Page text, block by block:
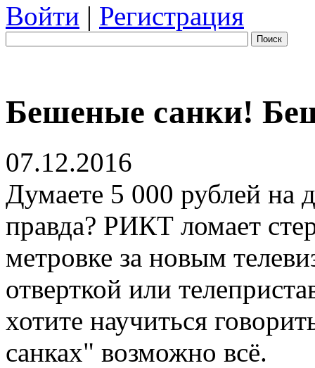
Войти | Регистрация
Поиск
Бешеные санки!
07.12.2016
Думаете 5 000 рублей на
правда? РИКТ ломает
метровке за новым
отверткой или
хотите научиться
санках" возможно всё.